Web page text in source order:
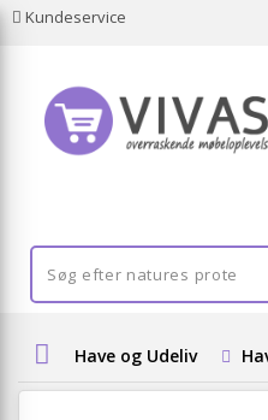
Kundeservice
Have og Udeliv